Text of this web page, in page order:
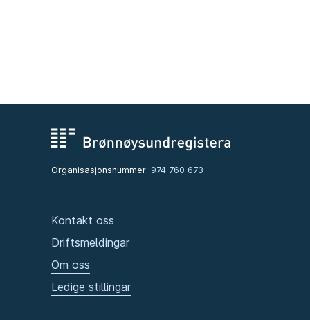
Organisasjonsnummer: 974 760 673
Kontakt oss
Driftsmeldingar
Om oss
Ledige stillingar